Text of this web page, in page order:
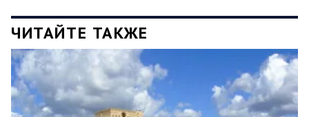
ЧИТАЙТЕ ТАКЖЕ